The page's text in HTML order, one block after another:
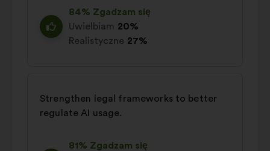
84% Zgadzam się
Uwielbiam 20%
Realistyczne 27%
Strengthen legal frameworks to better
regulate AI usage.
81% Zgadzam się